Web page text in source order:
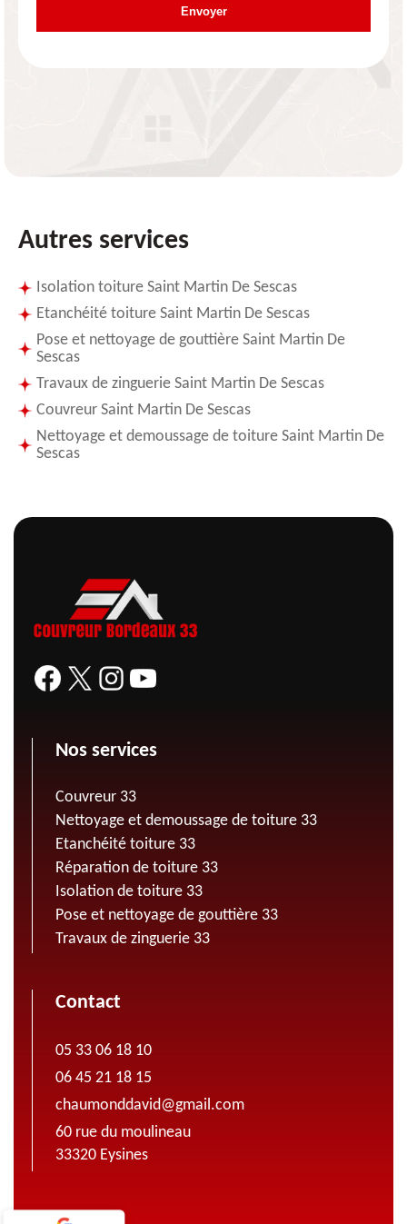
Autres services
Isolation toiture Saint Martin De Sescas
Etanchéité toiture Saint Martin De Sescas
Pose et nettoyage de gouttière Saint Martin De
Sescas
Travaux de zinguerie Saint Martin De Sescas
Couvreur Saint Martin De Sescas
Nettoyage et demoussage de toiture Saint Martin De
Sescas
Nos services
Couvreur 33
Nettoyage et demoussage de toiture 33
Etanchéité toiture 33
Réparation de toiture 33
Isolation de toiture 33
Pose et nettoyage de gouttière 33
Travaux de zinguerie 33
Contact
05 33 06 18 10
06 45 21 18 15
chaumonddavid@gmail.com
60 rue du moulineau
33320 Eysines